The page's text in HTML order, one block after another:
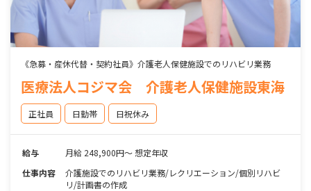
《急募・産休代替・契約社員》介護老人保健施設でのリハビリ業務
医療法人コジマ会 介護老人保健施設東海
正社員 日勤帯 日祝休み
給与
月給 248,900円～ 想定年収
仕事内容
介護施設でのリハビリ業務/レクリエーション/個別リハビ
リ/計画書の作成